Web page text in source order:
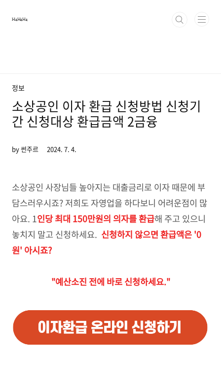
HaHaHa
정보
소상공인 이자 환급 신청방법 신청기
간 신청대상 환급금액 2금융
by 썬주르 2024. 7. 4.
소상공인 사장님들 높아지는 대출금리로 이자 때문에 부
담스러우시죠? 저희도 자영업을 하다보니 어려운점이 많
아요. 1인당 최대 150만원의 의자를 환급해 주고 있으니
놓치지 말고 신청하세요. 신청하지 않으면 환급액은 '0
원' 아시죠?
"예산소진 전에 바로 신청하세요."